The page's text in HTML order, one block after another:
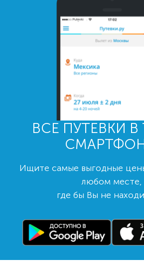
ВСЕ ПУТЕВКИ
Ищите самые выгодные
любом месте,
где бы Вы не